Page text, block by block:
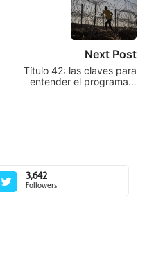
Next Post
Título 42: las claves para
entender el programa…
3,642
Followers